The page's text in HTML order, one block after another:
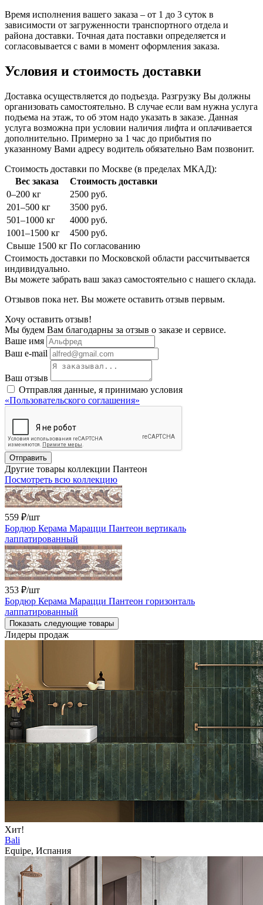
Время исполнения вашего заказа – от 1 до 3 суток в
зависимости от загруженности транспортного отдела и
района доставки. Точная дата поставки определяется и
согласовывается с вами в момент оформления заказа.
Условия и стоимость доставки
Доставка осуществляется до подъезда. Разгрузку Вы должны
организовать самостоятельно. В случае если вам нужна услуга
подъема на этаж, то об этом надо указать в заказе. Данная
услуга возможна при условии наличия лифта и оплачивается
дополнительно. Примерно за 1 час до прибытия по
указанному Вами адресу водитель обязательно Вам позвонит.
Стоимость доставки по Москве (в пределах МКАД):
Вес заказа
Стоимость доставки
0–200 кг
2500 руб.
201–500 кг
3500 руб.
501–1000 кг
4000 руб.
1001–1500 кг
4500 руб.
Свыше 1500 кг По согласованию
Стоимость доставки по Московской области рассчитывается
индивидуально.
Вы можете забрать ваш заказ самостоятельно с нашего склада.
Отзывов пока нет. Вы можете оставить отзыв первым.
Хочу оставить отзыв!
Мы будем Вам благодарны за отзыв о заказе и сервисе.
Ваше имя
Ваш e-mail
Ваш отзыв
Отправляя данные, я принимаю условия
«Пользовательского соглашения»
Отправить
Другие товары коллекции Пантеон
Посмотреть всю коллекцию
559 ₽/шт
Бордюр Керама Марацци Пантеон вертикаль
лаппатированный
353 ₽/шт
Бордюр Керама Марацци Пантеон горизонталь
лаппатированный
Показать следующие товары
Лидеры продаж
Хит!
Bali
Equipe, Испания